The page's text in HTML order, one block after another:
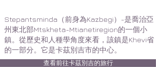
Stepantsminda（前身為Kazbegi）-是喬治亞
州東北部Mtskheta-Mtianetiregion的一個小
鎮。從歷史和人種學角度來看，該鎮是Khevi省
的一部分。它是卡茲別吉市的中心。
查看前往卡茲別吉的旅行